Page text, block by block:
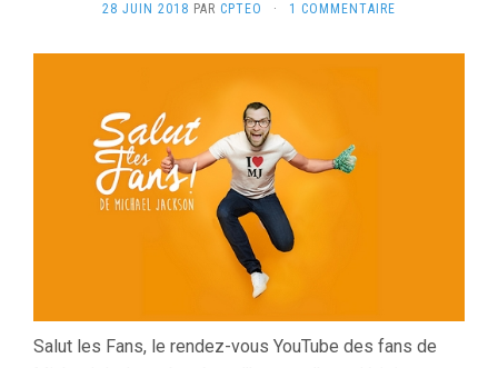
28 JUIN 2018 PAR CPTEO · 1 COMMENTAIRE
Salut les Fans, le rendez-vous YouTube des fans de